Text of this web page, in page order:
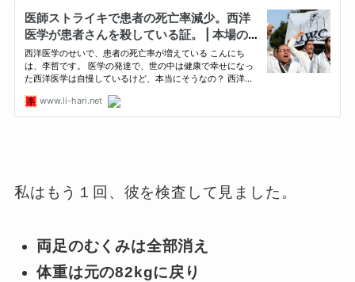
私はもう１回、彼を検査して見ました。
両足のむくみは全部消え
体重は元の82kgに戻り